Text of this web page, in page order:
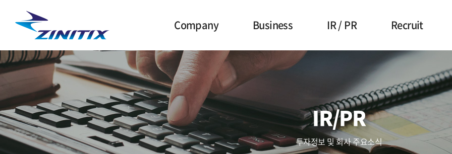
Company
CEO 인사말
주요 연혁
비전 및 핵심가치
CI
윤리경영
Business
사업영역
Touch (IC/Module)
Haptic/Power
품질관리
신뢰성
IR / PR
공시정보
IR자료
공지사항
주요뉴스
Recruit
인사제도
채용공고
채용FAQ
IR/PR
투자정보 및 회사 주요소식